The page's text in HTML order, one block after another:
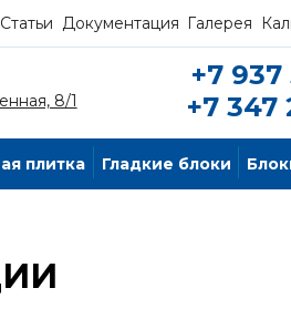
Статьи Документация Галерея
8/1
+7
+7 347
плитка Гладкие блоки